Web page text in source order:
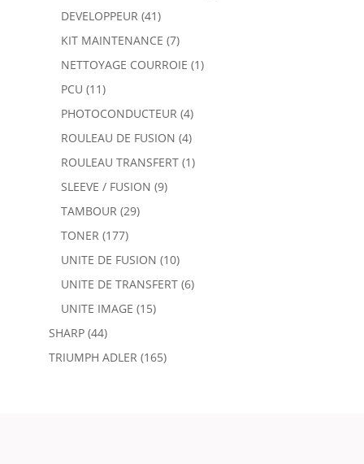
DEVELOPPEUR (41)
KIT MAINTENANCE (7)
NETTOYAGE COURROIE (1)
PCU (11)
PHOTOCONDUCTEUR (4)
ROULEAU DE FUSION (4)
ROULEAU TRANSFERT (1)
SLEEVE / FUSION (9)
TAMBOUR (29)
TONER (177)
UNITE DE FUSION (10)
UNITE DE TRANSFERT (6)
UNITE IMAGE (15)
SHARP (44)
TRIUMPH ADLER (165)